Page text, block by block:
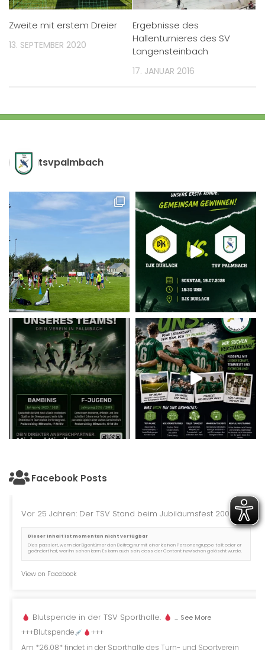
Zweite mit erstem Dreier
13. SEPTEMBER 2020
Ergebnisse des
Hallenturnieres des SV
Langensteinbach
17. JANUAR 2016
tsvpalmbach
Facebook Posts
Vor 25 Jahren: Der TSV Stand beim Jubiläumsfest 2001.
Dieser Inhalt ist momentan nicht verfügbar
Dies passiert, wenn der Eigentümer den Beitrag nur mit einer kleinen Personengruppe teilt oder er
geändert hat, wer ihn sehen kann. Es kann auch sein, dass der Content inzwischen gelöscht wurde.
View on Facebook
Blutspende in der TSV Sporthalle.
+++Blutspende
+++
Am *26.08* findet in der Sporthalle des Turn- und Sportverein
... See More